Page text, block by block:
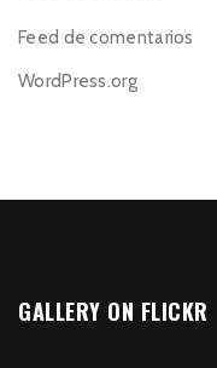
Feed de comentarios
WordPress.org
GALLERY ON FLICKR